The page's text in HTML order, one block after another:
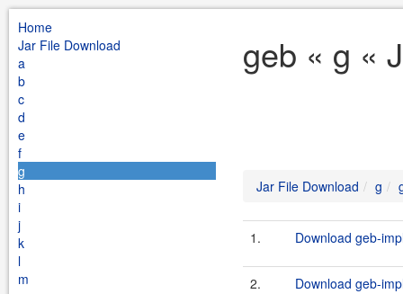
Home
Jar File Download
a
b
c
d
e
f
g
h
i
j
k
l
m
geb « g «
Jar File Download g
1. Download geb-
2. Download geb-